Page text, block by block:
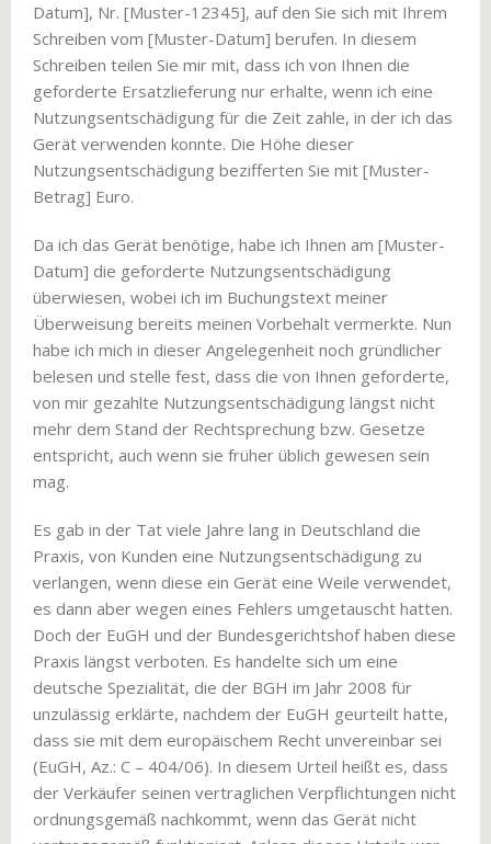
Datum], Nr. [Muster-12345], auf den Sie sich mit Ihrem
Schreiben vom [Muster-Datum] berufen. In diesem
Schreiben teilen Sie mir mit, dass ich von Ihnen die
geforderte Ersatzlieferung nur erhalte, wenn ich eine
Nutzungsentschädigung für die Zeit zahle, in der ich das
Gerät verwenden konnte. Die Höhe dieser
Nutzungsentschädigung bezifferten Sie mit [Muster-
Betrag] Euro.
Da ich das Gerät benötige, habe ich Ihnen am [Muster-
Datum] die geforderte Nutzungsentschädigung
überwiesen, wobei ich im Buchungstext meiner
Überweisung bereits meinen Vorbehalt vermerkte. Nun
habe ich mich in dieser Angelegenheit noch gründlicher
belesen und stelle fest, dass die von Ihnen geforderte,
von mir gezahlte Nutzungsentschädigung längst nicht
mehr dem Stand der Rechtsprechung bzw. Gesetze
entspricht, auch wenn sie früher üblich gewesen sein
mag.
Es gab in der Tat viele Jahre lang in Deutschland die
Praxis, von Kunden eine Nutzungsentschädigung zu
verlangen, wenn diese ein Gerät eine Weile verwendet,
es dann aber wegen eines Fehlers umgetauscht hatten.
Doch der EuGH und der Bundesgerichtshof haben diese
Praxis längst verboten. Es handelte sich um eine
deutsche Spezialität, die der BGH im Jahr 2008 für
unzulässig erklärte, nachdem der EuGH geurteilt hatte,
dass sie mit dem europäischem Recht unvereinbar sei
(EuGH, Az.: C – 404/06). In diesem Urteil heißt es, dass
der Verkäufer seinen vertraglichen Verpflichtungen nicht
ordnungsgemäß nachkommt, wenn das Gerät nicht